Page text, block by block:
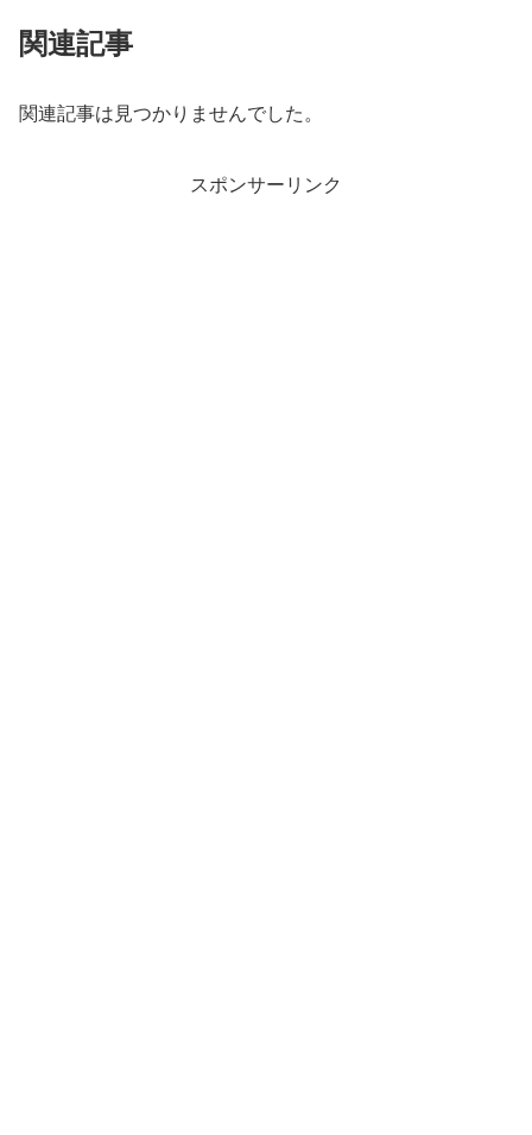
関連記事
関連記事は見つかりませんでした。
スポンサーリンク